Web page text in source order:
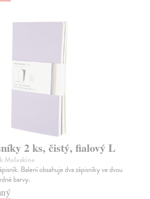
2 ks, čistý, fialový L
Moleskine
Balení obsahuje dva zápisníky ve dvou
barvy.